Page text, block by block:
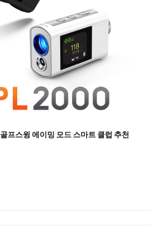
프스윙 에이밍 모드 스마트 클럽 추천